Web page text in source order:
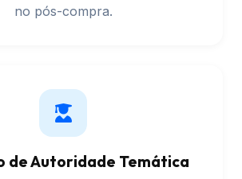
no pós-compra.
de Autoridade Temática